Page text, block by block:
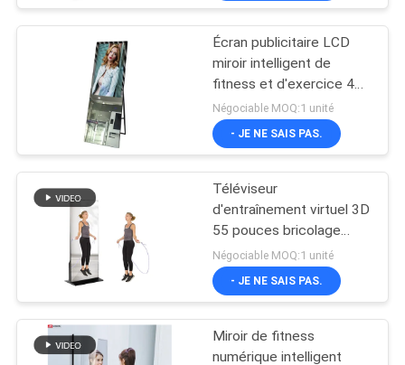
LA
QUALITÉ
CONTACTER
ACTUALITÉS
AFFAIRES
DEMANDEZ
cristaux liquides
Tableau blanc
interactif intelligent
Écran plat interactif
49
Écran publicitaire LCD
miroir intelligent de
fitness et d'exercice 43",
55", 65"
Négociable MOQ:1 unité
- JE NE SAIS PAS.
Téléviseur
d'entraînement virtuel 3D
55 pouces bricolage
Smart Mirror Smart
Touch Screen
Négociable MOQ:1 unité
- JE NE SAIS PAS.
Miroir de fitness
numérique intelligent